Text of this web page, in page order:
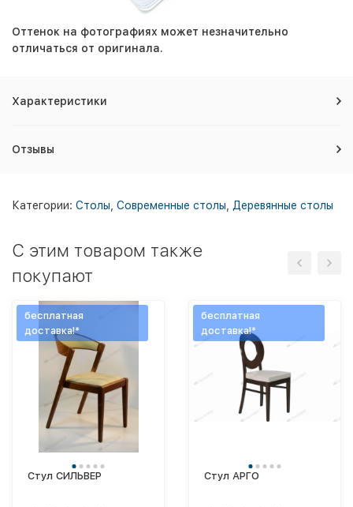
Оттенок на фотографиях может незначительно
отличаться от оригинала.
Характеристики
Отзывы
Категории: Столы Современные столы Деревянные столы
C этим товаром также
покупают
бесплатная
доставка!*
Стул СИЛЬВЕР
бесплатная
доставка!*
Стул АРГО